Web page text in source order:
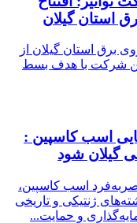
استان گیلان
برق استان گیلان از
این شرکت با هدف بسط
اسب کاسپین :
گیلان شود
اسب کاسپین،
ژنتیکی و تاریخی
و حمایت...